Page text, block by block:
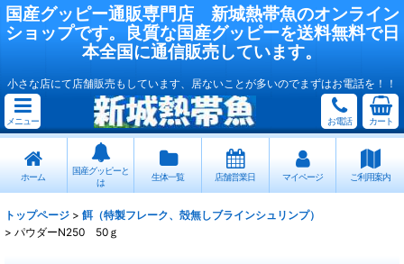
国産グッピー通販専門店 新城熱帯魚のオンライン
ショップです。良質な国産グッピーを送料無料で日
本全国に通信販売しています。
小さな店にて店舗販売もしています、居ないことが多いのでまずはお電話を！！
メニュー お電話 カート
ホーム
国産グッピーと
は
生体一覧 店舗営業日 マイページ ご利用案内
トップページ > 餌（特製フレーク、殻無しブラインシュリンプ）
> パウダーN250 50ｇ